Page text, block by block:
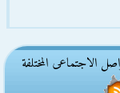
الاجتماعى المختلفة